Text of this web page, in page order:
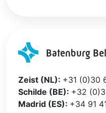
Batenburg
Zeist (NL): +31 (0)30
Schilde (BE): +32
Madrid (ES): +34 91